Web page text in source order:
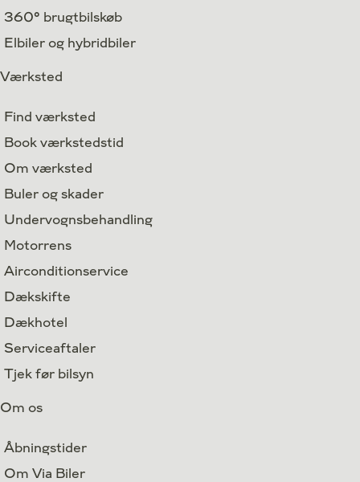
360° brugtbilskøb
Elbiler og hybridbiler
Værksted
Find værksted
Book værkstedstid
Om værksted
Buler og skader
Undervognsbehandling
Motorrens
Airconditionservice
Dækskifte
Dækhotel
Serviceaftaler
Tjek før bilsyn
Om os
Åbningstider
Om Via Biler